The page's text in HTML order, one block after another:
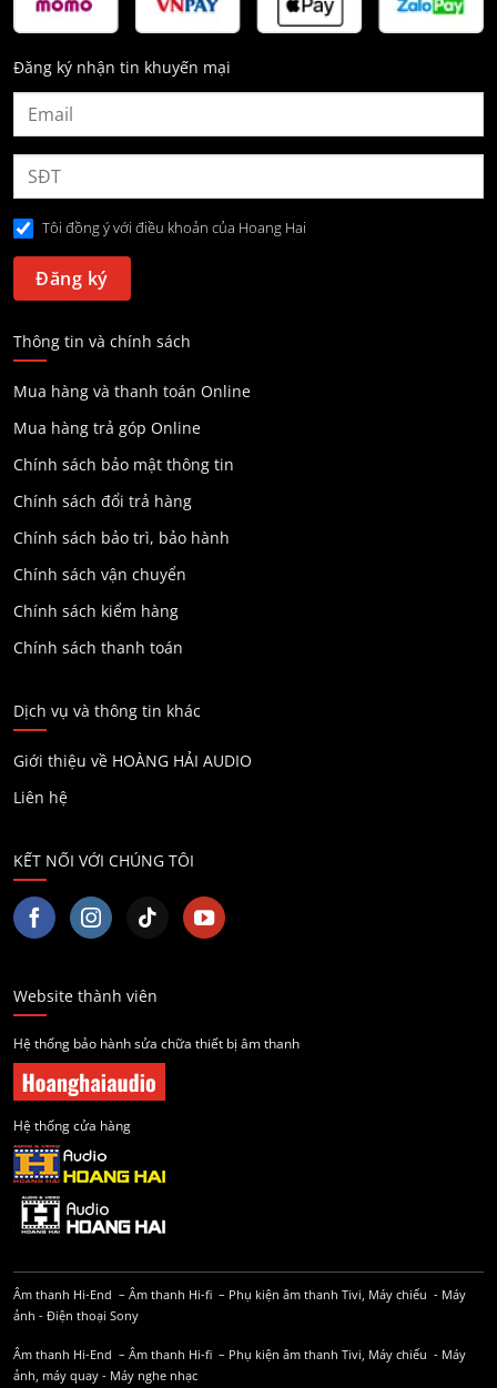
Đăng ký nhận tin khuyến mại
Tôi đồng ý với điều khoản của Hoang Hai
Thông tin và chính sách
Mua hàng và thanh toán Online
Mua hàng trả góp Online
Chính sách bảo mật thông tin
Chính sách đổi trả hàng
Chính sách bảo trì, bảo hành
Chính sách vận chuyển
Chính sách kiểm hàng
Chính sách thanh toán
Dịch vụ và thông tin khác
Giới thiệu về HOÀNG HẢI AUDIO
Liên hệ
KẾT NỐI VỚI CHÚNG TÔI
Website thành viên
Hệ thống bảo hành sửa chữa thiết bị âm thanh
Hệ thống cửa hàng
Âm thanh Hi-End – Âm thanh Hi-fi – Phụ kiện âm thanh Tivi, Máy chiếu - Máy
ảnh - Điện thoại Sony
Âm thanh Hi-End – Âm thanh Hi-fi – Phụ kiện âm thanh Tivi, Máy chiếu - Máy
ảnh, máy quay - Máy nghe nhạc